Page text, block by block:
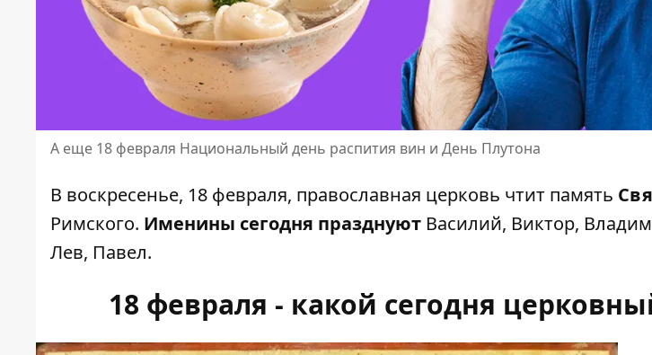
А еще 18 февраля Национальный день распития вин и День Плутона
В воскресенье, 18 февраля, православная церковь чтит память
Римского. Именины сегодня празднуют Василий, Виктор,
Лев, Павел.
18 февраля - какой сегодня